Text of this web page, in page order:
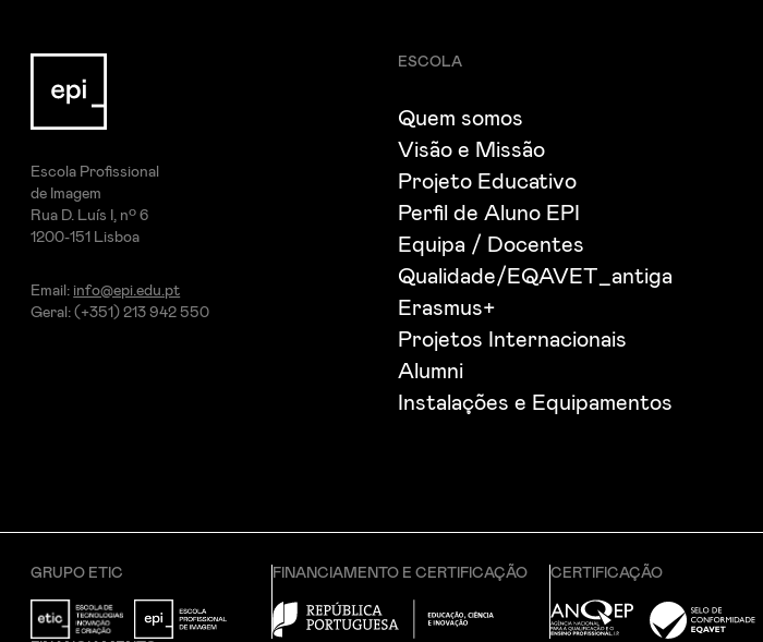
Escola Profissional
de Imagem
Rua D. Luís I, nº 6
1200-151 Lisboa
Email: info@epi.edu.pt
Geral: (+351) 213 942 550
ESCOLA
Quem somos
Visão e Missão
Projeto Educativo
Perfil de Aluno EPI
Equipa / Docentes
Qualidade/EQAVET_antiga
Erasmus+
Projetos Internacionais
Alumni
Instalações e Equipamentos
GRUPO ETIC FINANCIAMENTO E CERTIFICAÇÃO CERTIFICAÇÃO